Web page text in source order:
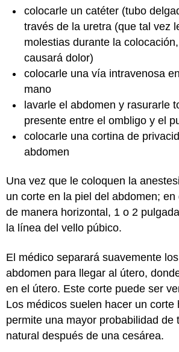
colocarle un catéter (tubo
través de la uretra (que tal vez
molestias durante la
causará dolor)
colocarle una vía intravenosa
mano
lavarle el abdomen y rasurarle
presente entre el ombligo y el
colocarle una cortina de
abdomen
Una vez que le coloquen la
un corte en la piel del abdomen;
de manera horizontal, 1 o 2
la línea del vello púbico.
El médico separará suavemente
abdomen para llegar al útero,
en el útero. Este corte puede ser
Los médicos suelen hacer un corte
permite una mayor probabilidad de
natural después de una cesárea.